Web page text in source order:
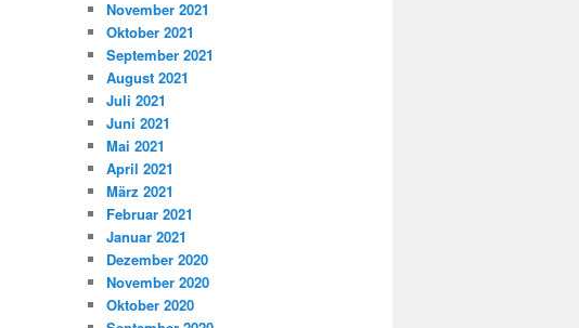
November 2021
Oktober 2021
September 2021
August 2021
Juli 2021
Juni 2021
Mai 2021
April 2021
März 2021
Februar 2021
Januar 2021
Dezember 2020
November 2020
Oktober 2020